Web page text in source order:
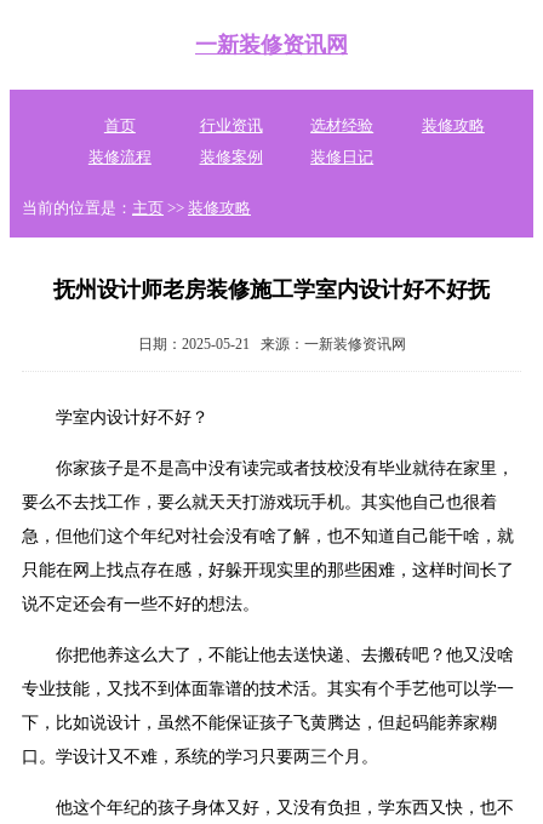
一新装修资讯网
首页 行业资讯 选材经验
装修攻略
装修流程
装修案例 装修日记
当前的位置是： 主页 >> 装修攻略
抚州设计师老房装修施工学室内设计好不好抚
日期：2025-05-21 来源：一新装修资讯网
学室内设计好不好？
你家孩子是不是高中没有读完或者技校没有毕业就待在家里，
要么不去找工作，要么就天天打游戏玩手机。其实他自己也很着
急，但他们这个年纪对社会没有啥了解，也不知道自己能干啥，就
只能在网上找点存在感，好躲开现实里的那些困难，这样时间长了
说不定还会有一些不好的想法。
你把他养这么大了，不能让他去送快递、去搬砖吧？他又没啥
专业技能，又找不到体面靠谱的技术活。其实有个手艺他可以学一
下，比如说设计，虽然不能保证孩子飞黄腾达，但起码能养家糊
口。学设计又不难，系统的学习只要两三个月。
他这个年纪的孩子身体又好，又没有负担，学东西又快，也不